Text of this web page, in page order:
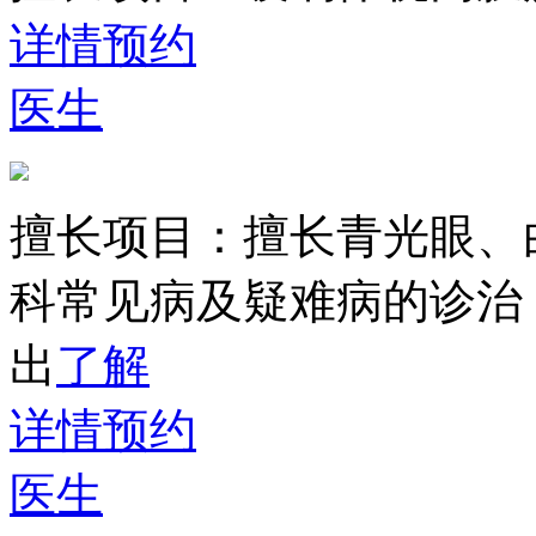
详情预约
医生
擅长项目： 擅长青光眼
科常见病及疑难病的诊
出 了解
详情预约
医生